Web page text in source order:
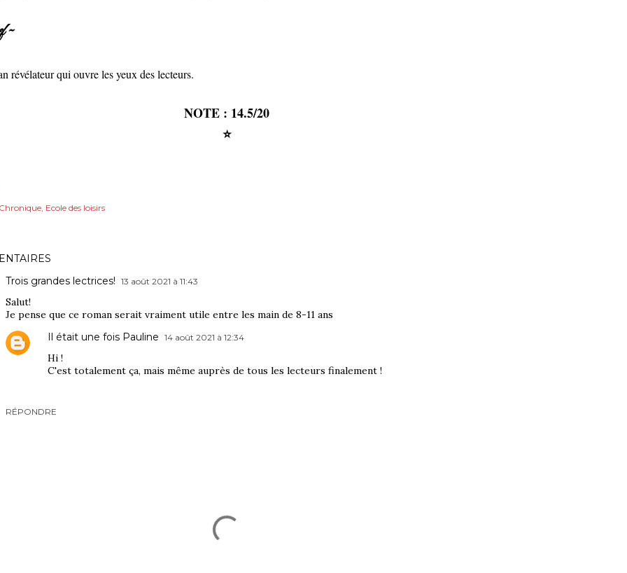
~
révélateur qui ouvre les yeux des lecteurs.
NOTE : 14.5/20
⭐
Chronique Ecole des loisirs
Trois grandes lectrices! 13 août 2021 à 11:43
Salut!
Je pense que ce roman serait vraiment utile entre les main de 8-11 ans
RÉPONDRE
Il était une fois Pauline 14 août 2021 à 12:34
Hi !
C'est totalement ça, mais même auprès de tous les lecteurs finalement !